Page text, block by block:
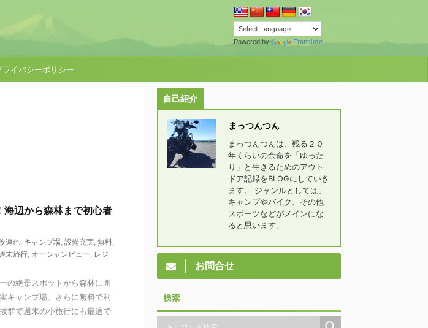
Powered by Translate
ライバシーポリシー
海辺から森林まで初心者
連れ, キャンプ場, 設備充実, 無料,
末旅行, オーシャンビュー, レジ
の絶景スポットから森林に囲
キャンプ場、さらに無料で利
群で週末の小旅行にも最適で
自己紹介
まっつんつん
まっつんつんは、残る２０
年くらいの余命を「ゆった
り」と生きるためのアウト
ドア記録をBLOGにしていき
ます。 ジャンルとしては、
キャンプやバイク、その他
スポーツなどがメインにな
ると思います。
お問合せ
検索